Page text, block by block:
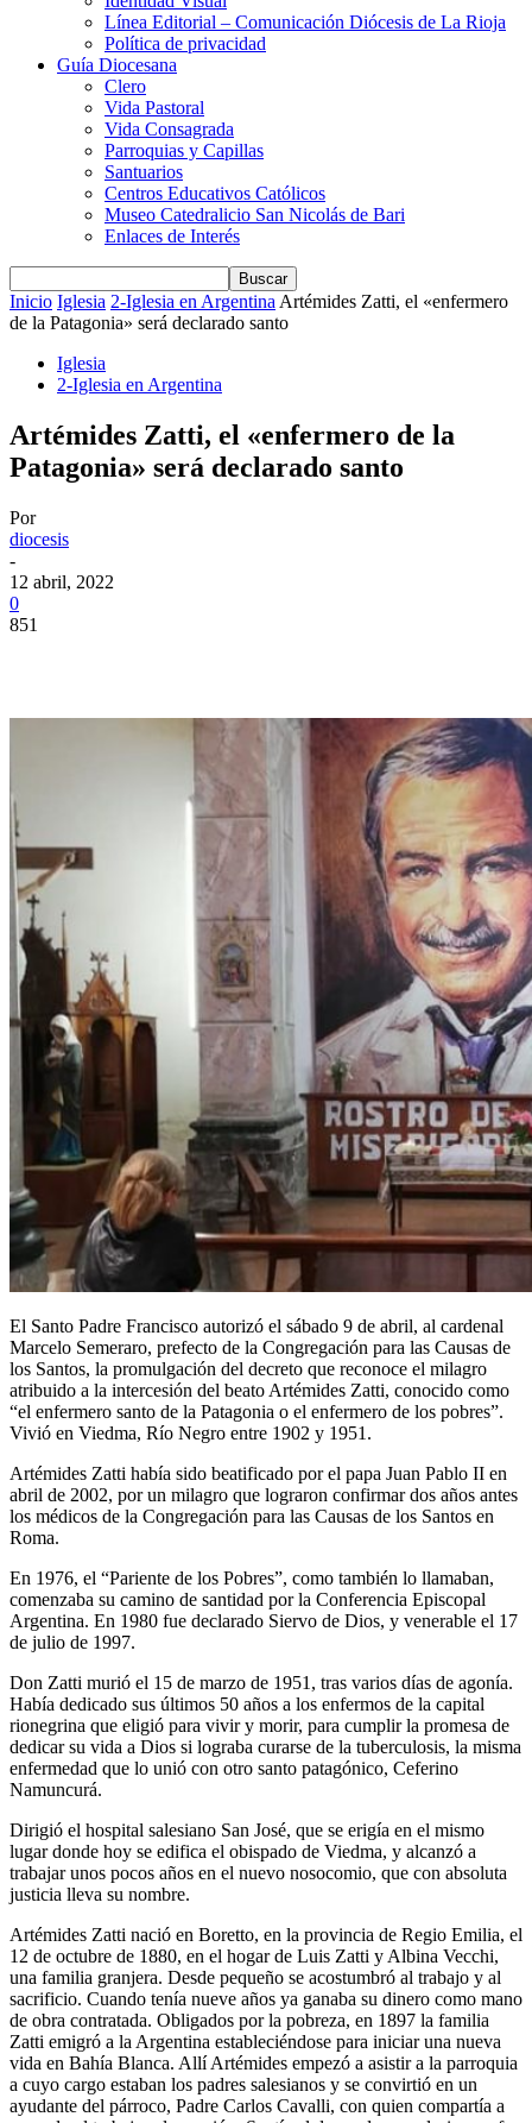
Línea Editorial – Comunicación Diócesis de La Rioja
Política de privacidad
Guía Diocesana
Clero
Vida Pastoral
Vida Consagrada
Parroquias y Capillas
Santuarios
Centros Educativos Católicos
Museo Catedralicio San Nicolás de Bari
Enlaces de Interés
Inicio Iglesia 2-Iglesia en Argentina Artémides Zatti, el «enfermero
de la Patagonia» será declarado santo
Iglesia
2-Iglesia en Argentina
Artémides Zatti, el «enfermero de la
Patagonia» será declarado santo
Por
diocesis
-
12 abril, 2022
0
851
El Santo Padre Francisco autorizó el sábado 9 de abril, al cardenal
Marcelo Semeraro, prefecto de la Congregación para las Causas de
los Santos, la promulgación del decreto que reconoce el milagro
atribuido a la intercesión del beato Artémides Zatti, conocido como
“el enfermero santo de la Patagonia o el enfermero de los pobres”.
Vivió en Viedma, Río Negro entre 1902 y 1951.
Artémides Zatti había sido beatificado por el papa Juan Pablo II en
abril de 2002, por un milagro que lograron confirmar dos años antes
los médicos de la Congregación para las Causas de los Santos en
Roma.
En 1976, el “Pariente de los Pobres”, como también lo llamaban,
comenzaba su camino de santidad por la Conferencia Episcopal
Argentina. En 1980 fue declarado Siervo de Dios, y venerable el 17
de julio de 1997.
Don Zatti murió el 15 de marzo de 1951, tras varios días de agonía.
Había dedicado sus últimos 50 años a los enfermos de la capital
rionegrina que eligió para vivir y morir, para cumplir la promesa de
dedicar su vida a Dios si lograba curarse de la tuberculosis, la misma
enfermedad que lo unió con otro santo patagónico, Ceferino
Namuncurá.
Dirigió el hospital salesiano San José, que se erigía en el mismo
lugar donde hoy se edifica el obispado de Viedma, y alcanzó a
trabajar unos pocos años en el nuevo nosocomio, que con absoluta
justicia lleva su nombre.
Artémides Zatti nació en Boretto, en la provincia de Regio Emilia, el
12 de octubre de 1880, en el hogar de Luis Zatti y Albina Vecchi,
una familia granjera. Desde pequeño se acostumbró al trabajo y al
sacrificio. Cuando tenía nueve años ya ganaba su dinero como mano
de obra contratada. Obligados por la pobreza, en 1897 la familia
Zatti emigró a la Argentina estableciéndose para iniciar una nueva
vida en Bahía Blanca. Allí Artémides empezó a asistir a la parroquia
a cuyo cargo estaban los padres salesianos y se convirtió en un
ayudante del párroco, Padre Carlos Cavalli, con quien compartía a